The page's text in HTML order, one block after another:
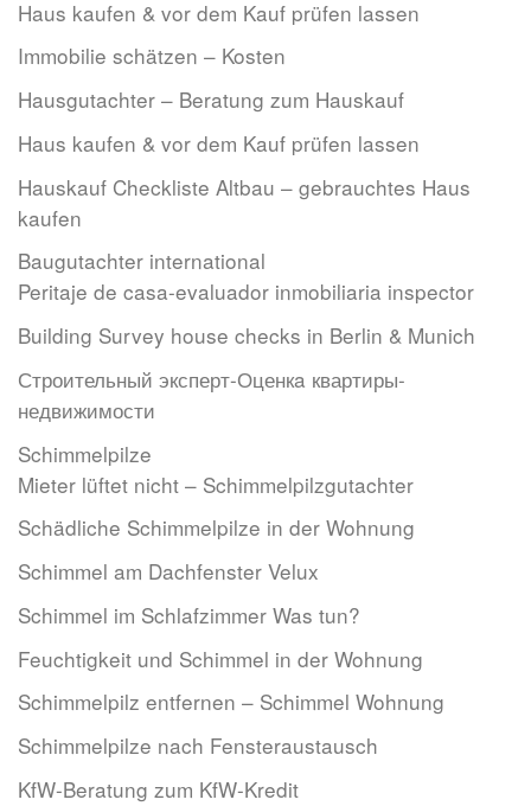
Haus kaufen & vor dem Kauf prüfen lassen
Immobilie schätzen – Kosten
Hausgutachter – Beratung zum Hauskauf
Haus kaufen & vor dem Kauf prüfen lassen
Hauskauf Checkliste Altbau – gebrauchtes Haus
kaufen
Baugutachter international
Peritaje de casa-evaluador inmobiliaria inspector
Building Survey house checks in Berlin & Munich
Строительный эксперт-Оценкa квартиры-
недвижимости
Schimmelpilze
Mieter lüftet nicht – Schimmelpilzgutachter
Schädliche Schimmelpilze in der Wohnung
Schimmel am Dachfenster Velux
Schimmel im Schlafzimmer Was tun?
Feuchtigkeit und Schimmel in der Wohnung
Schimmelpilz entfernen – Schimmel Wohnung
Schimmelpilze nach Fensteraustausch
KfW-Beratung zum KfW-Kredit